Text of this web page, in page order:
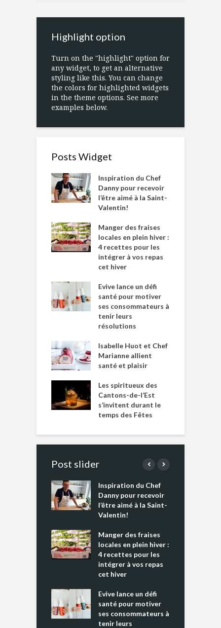
Highlight option
Turn on the "highlight" option for
any widget, to get an alternative
styling like this. You can change
the colors for highlighted widgets
in the theme options. See more
examples below.
Posts Widget
Inspiration du Chef
Danny pour recevoir
l’être aimé à la Saint-
Valentin!
Manger des fraises
locales en plein hiver :
4 recettes pour les
intégrer à vos repas
cet hiver
Evive lance un défi
santé pour motiver
ses consommateurs à
tenir leurs
résolutions
Isabelle Huot et Chef
Marianne allient
santé et plaisir
Les spiritueux des
Cantons-de-l’Est
s’invitent durant le
temps des Fêtes
Post slider
Inspiration du Chef
Danny pour recevoir
l’être aimé à la Saint-
Valentin!
Manger des fraises
locales en plein hiver :
4 recettes pour les
intégrer à vos repas
cet hiver
Evive lance un défi
santé pour motiver
ses consommateurs à
tenir leurs